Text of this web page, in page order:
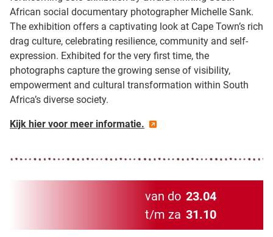
African social documentary photographer Michelle Sank.
The exhibition offers a captivating look at Cape Town’s rich
drag culture, celebrating resilience, community and self-
expression. Exhibited for the very first time, the
photographs capture the growing sense of visibility,
empowerment and cultural transformation within South
Africa’s diverse society.
Kijk hier voor meer informatie.
van do 23.04
t/m za 31.10